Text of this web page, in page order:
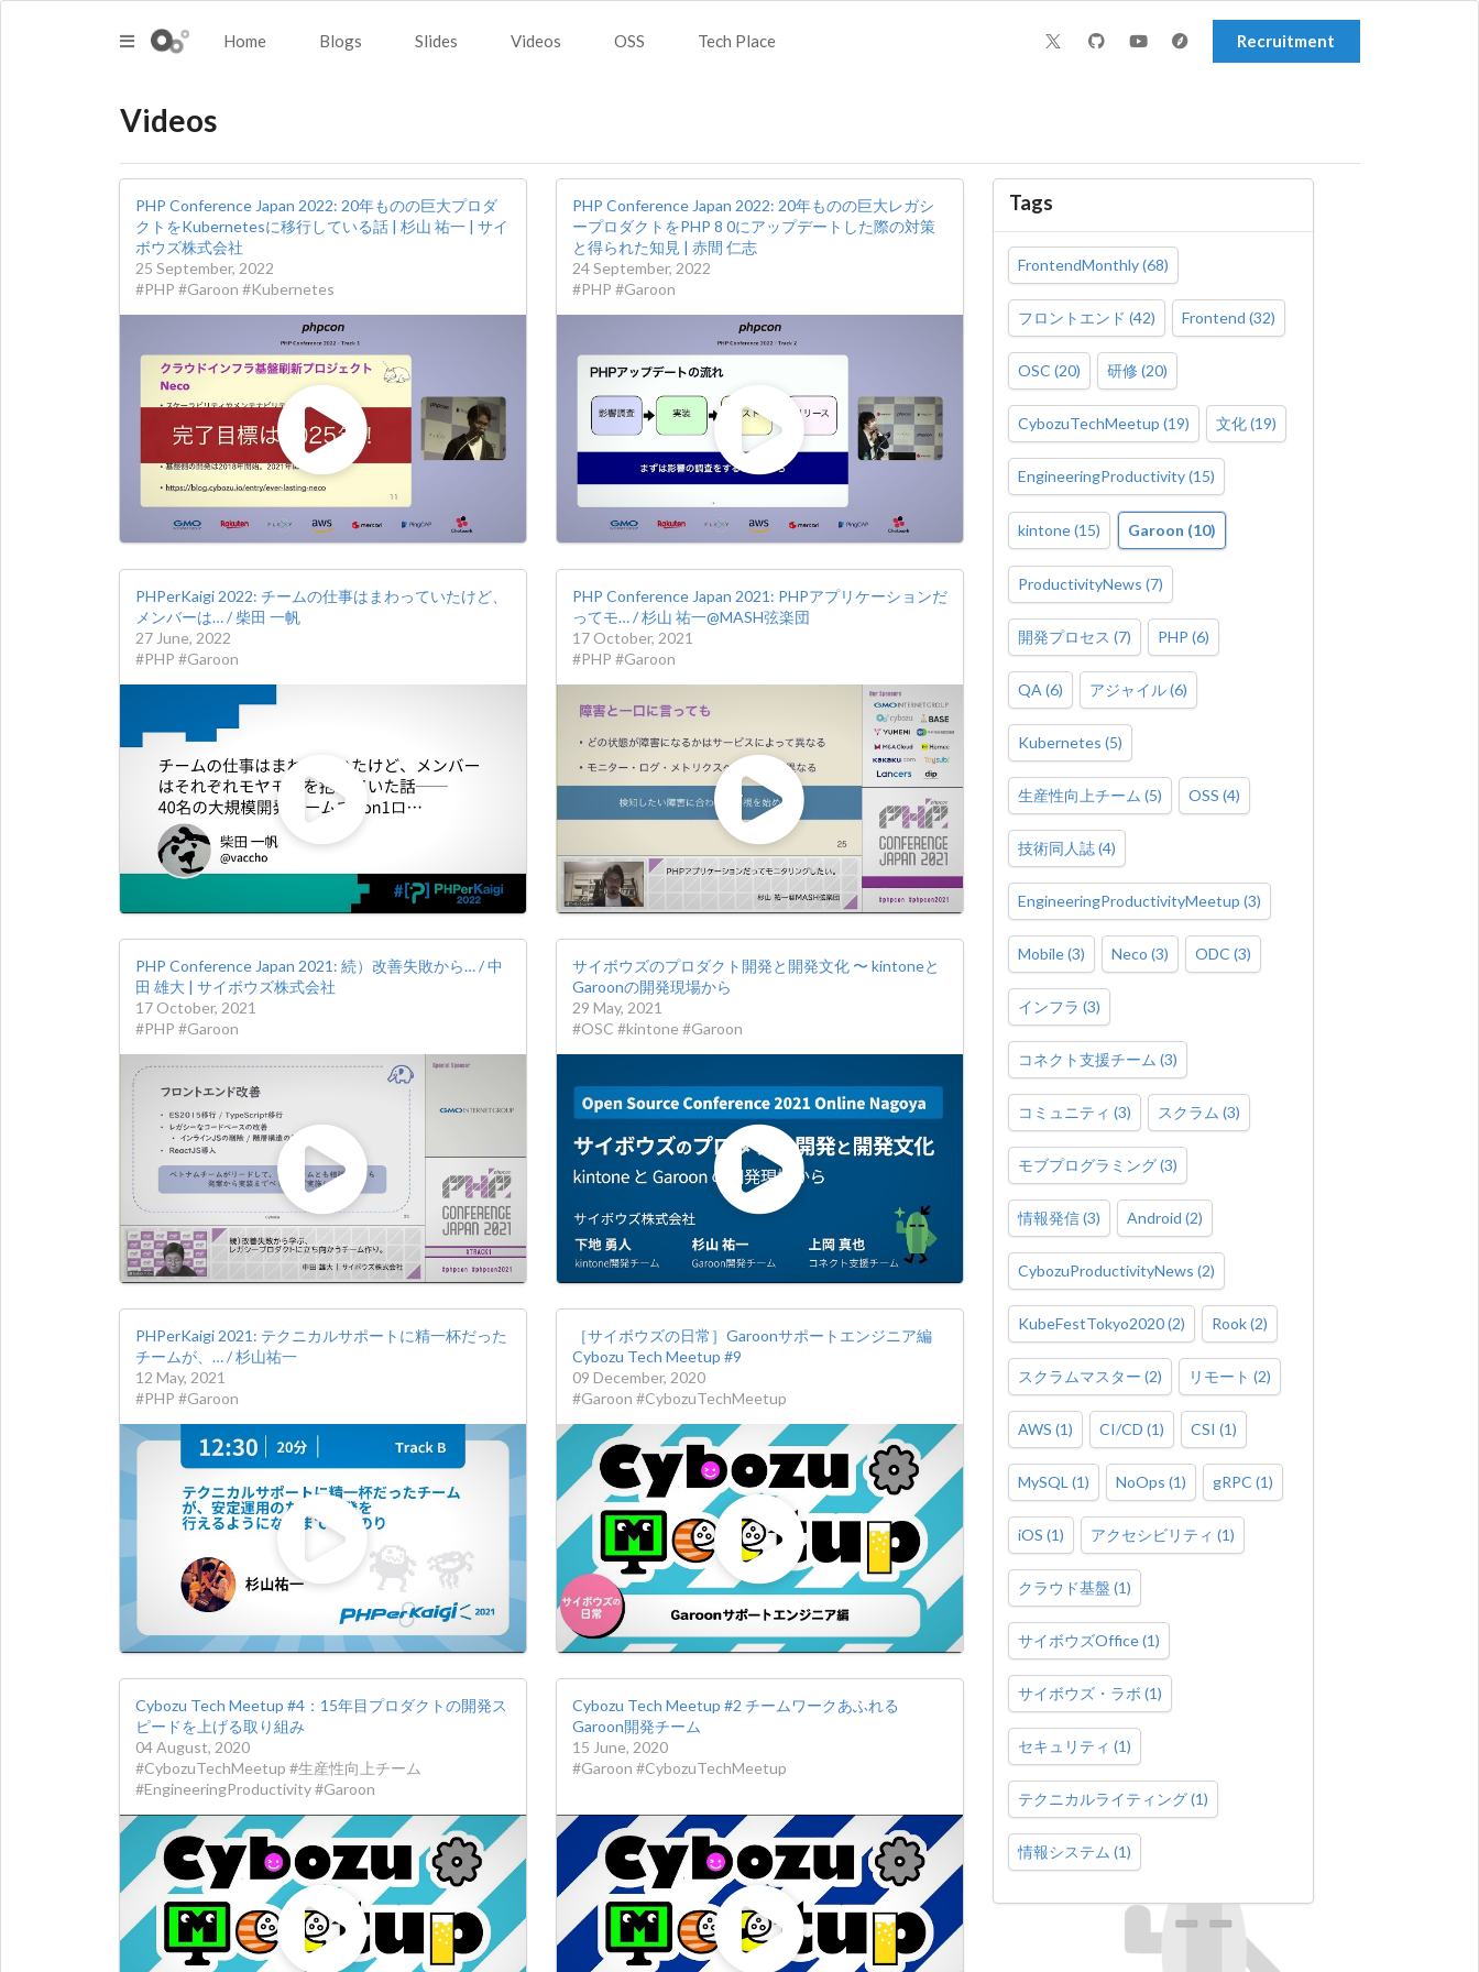
Home Blogs Slides Videos OSS Tech Place Recruitment
Videos
PHP Conference Japan 2022: 20年ものの巨大プロダ
クトをKubernetesに移行している話 | 杉山 祐一 | サイ
ボウズ株式会社
25 September, 2022
#PHP #Garoon #Kubernetes
PHP Conference Japan 2022: 20年ものの巨大レガシ
ープロダクトをPHP 8 0にアップデートした際の対策
と得られた知見 | 赤間 仁志
24 September, 2022
#PHP #Garoon
PHPerKaigi 2022: チームの仕事はまわっていたけど、
メンバーは… / 柴田 一帆
27 June, 2022
#PHP #Garoon
PHP Conference Japan 2021: PHPアプリケーションだ
ってモ… / 杉山 祐一@MASH弦楽団
17 October, 2021
#PHP #Garoon
PHP Conference Japan 2021: 続）改善失敗から… / 中
田 雄大 | サイボウズ株式会社
17 October, 2021
#PHP #Garoon
サイボウズのプロダクト開発と開発文化 〜 kintoneと
Garoonの開発現場から
29 May, 2021
#OSC #kintone #Garoon
PHPerKaigi 2021: テクニカルサポートに精一杯だった
チームが、… / 杉山祐一
12 May, 2021
#PHP #Garoon
［サイボウズの日常］Garoonサポートエンジニア編
Cybozu Tech Meetup #9
09 December, 2020
#Garoon #CybozuTechMeetup
Cybozu Tech Meetup #4：15年目プロダクトの開発ス
ピードを上げる取り組み
04 August, 2020
#CybozuTechMeetup #生産性向上チーム
#EngineeringProductivity #Garoon
Cybozu Tech Meetup #2 チームワークあふれる
Garoon開発チーム
15 June, 2020
#Garoon #CybozuTechMeetup
Tags
FrontendMonthly(68)
フロントエンド (42) Frontend (32)
OSC (20) 研修 (20)
CybozuTechMeetup (19) 文化(19)
EngineeringProductivity(15)
kintone(15) Garoon (10)
ProductivityNews (7)
開発プロセス (7) PHP (6)
QA (6) アジャイル(6)
Kubernetes (5)
生産性向上チーム (5) OSS (4)
技術同人誌(4)
EngineeringProductivityMeetup (3)
Mobile(3) Neco (3) ODC (3)
インフラ (3)
コネクト支援チーム (3)
コミュニティ (3) スクラム (3)
モブプログラミング(3)
情報発信(3) Android (2)
CybozuProductivityNews (2)
KubeFestTokyo2020(2) Rook(2)
スクラムマスター (2) リモート (2)
AWS (1) CI/CD (1) CSI (1)
MySQL (1) NoOps (1) gRPC (1)
iOS (1) アクセシビリティ (1)
クラウド基盤 (1)
サイボウズOffice(1)
サイボウズ・ラボ (1)
セキュリティ (1)
テクニカルライティング(1)
情報システム (1)